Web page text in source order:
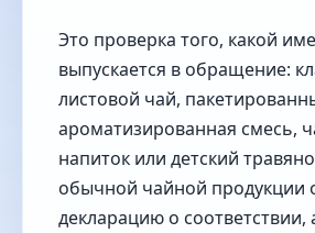
Это проверка того, какой
выпускается в обращение:
листовой чай,
ароматизированная смесь,
напиток или детский
обычной чайной
декларацию о соответствии,